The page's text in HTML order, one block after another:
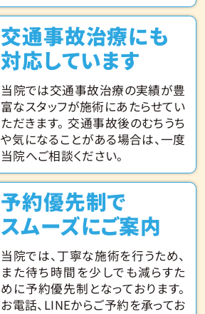
交通事故治療にも
対応しています
当院では交通事故治療の実績が豊
富なスタッフが施術にあたらせてい
ただきます。 交通事故後のむちうち
や気になることがある場合は、一度
当院へご相談ください。
予約優先制で
スムーズにご案内
当院では、丁寧な施術を行うため、
また待ち時間を少しでも減らすた
めに予約優先制となっております。
お電話、LINEからご予約を承ってお